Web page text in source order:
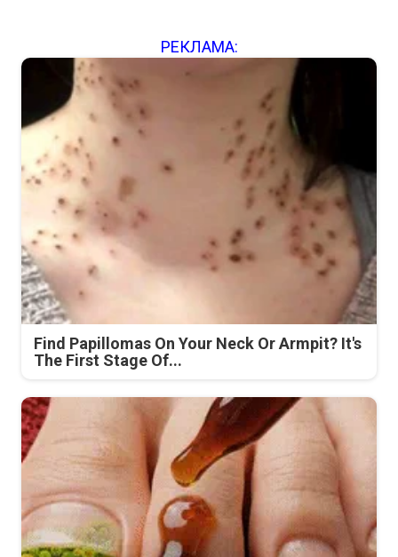
РЕКЛАМА:
Find Papillomas On Your Neck Or Armpit? It's
The First Stage Of...